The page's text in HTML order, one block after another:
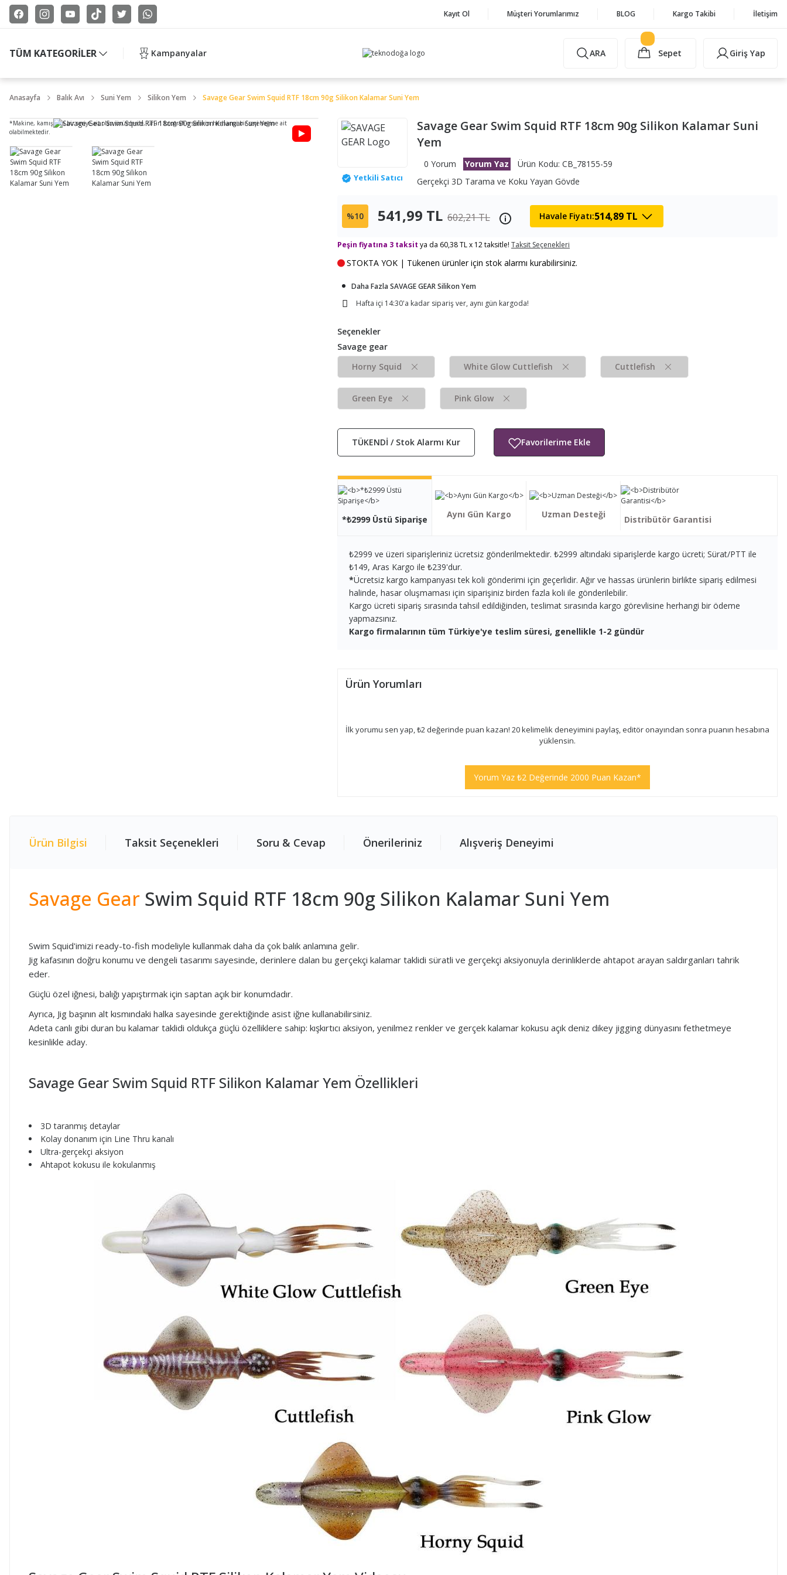
Kayıt Ol Müşteri Yorumlarımız BLOG Kargo Takibi İletişim
TÜM KATEGORİLER Kampanyalar ARA Sepet Giriş Yap
Anasayfa Balık Avı Suni Yem Silikon Yem Savage Gear Swim Squid RTF 18cm 90g Silikon Kalamar Suni Yem
*Makine, kamış gibi bir seriye ait olan ürünlerde, ürün fotoğrafı o serinin herhangi bir seçeneğine ait
olabilmektedir.
Yetkili Satıcı
Savage Gear Swim Squid RTF 18cm 90g Silikon Kalamar Suni
Yem
0 Yorum Yorum Yaz
Ürün Kodu: CB_78155-59
Gerçekçi 3D Tarama ve Koku Yayan Gövde
%10 541,99 TL 602,21 TL Havale Fiyatı:514,89 TL
Peşin fiyatına 3 taksit ya da 60,38 TL x 12 taksitle! Taksit Seçenekleri
STOKTA YOK | Tükenen ürünler için stok alarmı kurabilirsiniz.
Daha Fazla SAVAGE GEAR Silikon Yem
Hafta içi 14:30'a kadar sipariş ver, aynı gün kargoda!
Seçenekler
Savage gear
Horny Squid
White Glow Cuttlefish Cuttlefish
Green Eye Pink Glow
TÜKENDİ / Stok Alarmı Kur
*₺2999 Üstü Siparişe Aynı Gün Kargo Uzman Desteği Distribütör Garantisi
₺2999 ve üzeri siparişleriniz ücretsiz gönderilmektedir. ₺2999 altındaki siparişlerde kargo ücreti; Sürat/PTT ile
₺149, Aras Kargo ile ₺239'dur.
*Ücretsiz kargo kampanyası tek koli gönderimi için geçerlidir. Ağır ve hassas ürünlerin birlikte sipariş edilmesi
halinde, hasar oluşmaması için siparişiniz birden fazla koli ile gönderilebilir.
Kargo ücreti sipariş sırasında tahsil edildiğinden, teslimat sırasında kargo görevlisine herhangi bir ödeme
yapmazsınız.
Kargo firmalarının tüm Türkiye'ye teslim süresi, genellikle 1-2 gündür
Ürün Yorumları
İlk yorumu sen yap, ₺2 değerinde puan kazan! 20 kelimelik deneyimini paylaş, editör onayından sonra puanın hesabına
yüklensin.
Yorum Yaz ₺2 Değerinde 2000 Puan Kazan*
Ürün Bilgisi Taksit Seçenekleri Soru & Cevap Önerileriniz Alışveriş Deneyimi
Savage Gear Swim Squid RTF 18cm 90g Silikon Kalamar Suni Yem
Swim Squid'imizi ready-to-fish modeliyle kullanmak daha da çok balık anlamına gelir.
Jig kafasının doğru konumu ve dengeli tasarımı sayesinde, derinlere dalan bu gerçekçi kalamar taklidi süratli ve gerçekçi aksiyonuyla derinliklerde ahtapot arayan saldırganları tahrik
eder.
Güçlü özel iğnesi, balığı yapıştırmak için saptan açık bir konumdadır.
Ayrıca, Jig başının alt kısmındaki halka sayesinde gerektiğinde asist iğne kullanabilirsiniz.
Adeta canlı gibi duran bu kalamar taklidi oldukça güçlü özelliklere sahip: kışkırtıcı aksiyon, yenilmez renkler ve gerçek kalamar kokusu açık deniz dikey jigging dünyasını fethetmeye
kesinlikle aday.
Savage Gear Swim Squid RTF Silikon Kalamar Yem Özellikleri
3D taranmış detaylar
Kolay donanım için Line Thru kanalı
Ultra-gerçekçi aksiyon
Ahtapot kokusu ile kokulanmış